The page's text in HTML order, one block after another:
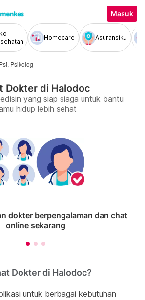
Masuk
Homecare Asuransiku
Psikolog
Dokter di Halodoc
yang siap siaga untuk bantu
hidup lebih sehat
dokter berpengalaman dan chat
online sekarang
Dokter di Halodoc?
untuk berbagai kebutuhan